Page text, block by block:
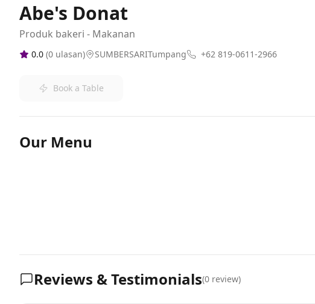
Abe's Donat
Produk bakeri - Makanan
0.0 (0 ulasan) SUMBERSARITumpang +62 819-0611-2966
Book a Table
Our Menu
Reviews & Testimonials(0 review)